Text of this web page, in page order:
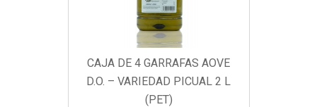
CAJA DE 4 GARRAFAS AOVE
D.O. – VARIEDAD PICUAL 2 L
(PET)